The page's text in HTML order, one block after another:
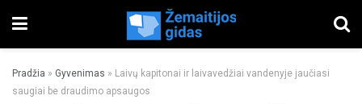
Pradžia » Gyvenimas » Laivų kapitonai ir laivavedžiai vandenyje jaučiasi
saugiai be draudimo apsaugos